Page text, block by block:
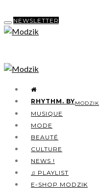
NEWSLETTER
RHYTHM. BYMODZIK
MUSIQUE
MODE
BEAUTÉ
CULTURE
NEWS !
♫ PLAYLIST
E-SHOP MODZIK